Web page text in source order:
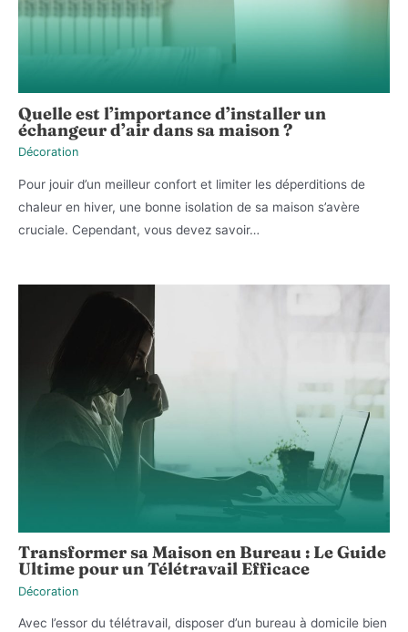
Quelle est l’importance d’installer un
échangeur d’air dans sa maison ?
Décoration
Pour jouir d’un meilleur confort et limiter les déperditions de
chaleur en hiver, une bonne isolation de sa maison s’avère
cruciale. Cependant, vous devez savoir…
Transformer sa Maison en Bureau : Le Guide
Ultime pour un Télétravail Efficace
Décoration
Avec l’essor du télétravail, disposer d’un bureau à domicile bien